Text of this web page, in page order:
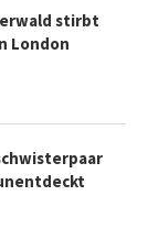
stirbt
London